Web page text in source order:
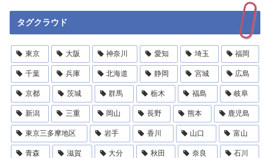
タグクラウド
東京 大阪 神奈川 愛知 埼玉 福岡
千葉 兵庫 北海道 静岡 宮城 広島
京都 茨城 群馬 栃木 福島 岐阜
新潟 三重 岡山 長野 熊本 鹿児島
東京三多摩地区 岩手 香川 山口 富山
青森 滋賀 大分 秋田 奈良 石川